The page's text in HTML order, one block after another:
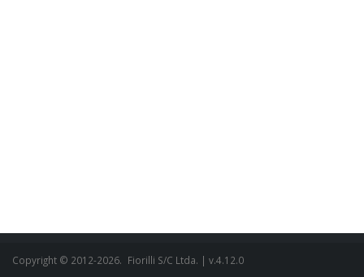
Copyright © 2012-2026. Fiorilli S/C Ltda. | v.4.12.0